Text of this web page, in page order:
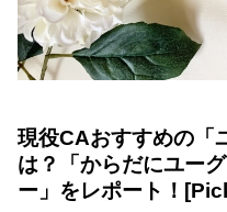
現役CAおすすめの「
は？「からだにユー
ー」をレポート！